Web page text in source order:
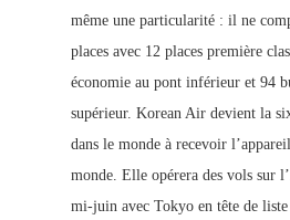
même une particularité : il ne
places avec 12 places première
économie au pont inférieur et 94 b
supérieur. Korean Air devient la
dans le monde à recevoir
monde. Elle opérera des vols sur
mi-juin avec Tokyo en tête de liste